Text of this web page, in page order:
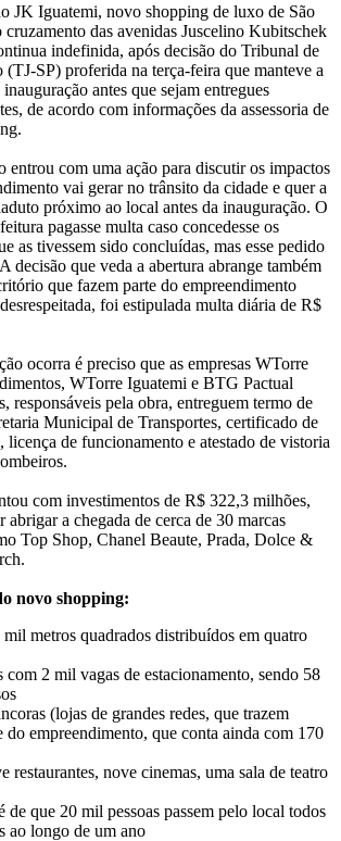
JK Iguatemi, novo shopping de luxo de São
das avenidas Juscelino Kubitschek
indefinida, após decisão do Tribunal de
(TJ-SP) proferida na terça-feira que manteve a
antes que sejam entregues
de acordo com informações da assessoria de
com uma ação para discutir os impactos
vai gerar no trânsito da cidade e quer a
próximo ao local antes da inauguração. O
pagasse multa caso concedesse os
as tivessem sido concluídas, mas esse pedido
decisão que veda a abertura abrange também
que fazem parte do empreendimento
foi estipulada multa diária de R$
ocorra é preciso que as empresas WTorre
WTorre Iguatemi e BTG Pactual
responsáveis pela obra, entreguem termo de
Municipal de Transportes, certificado de
licença de funcionamento e atestado de vistoria
com investimentos de R$ 322,3 milhões,
abrigar a chegada de cerca de 30 marcas
Top Shop, Chanel Beaute, Prada, Dolce &
novo shopping:
metros quadrados distribuídos em quatro
com 2 mil vagas de estacionamento, sendo 58
(lojas de grandes redes, que trazem
do empreendimento, que conta ainda com 170
restaurantes, nove cinemas, uma sala de teatro
de que 20 mil pessoas passem pelo local todos
ao longo de um ano